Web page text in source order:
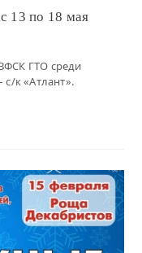
13 по 18 мая
ГТО среди
к «Атлант».